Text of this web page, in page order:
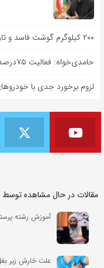
۲۰۰ کیلوگرم گوشت فاسد و تاریخ‌گذشته در نصیرشهر معدوم شد
حامدی‌خواه: فعالیت ۷۵درصد مدارس ساوه به صورت دوشیفت است
لزوم برخورد جدی با
مقالات در حال مشاهده توسط
آموزش رشته
علت خارش زیر